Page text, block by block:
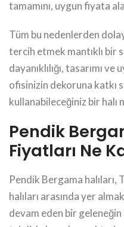
tamamını, uygun fiyata
Tüm bu nedenlerden
tercih etmek mantıklı bir
dayanıklılığı, tasarımı
ofisinizin dekoruna katkı
kullanabileceğiniz bir halı
Pendik
Fiyatları Ne
Pendik Bergama halıları,
halıları arasında yer
devam eden bir